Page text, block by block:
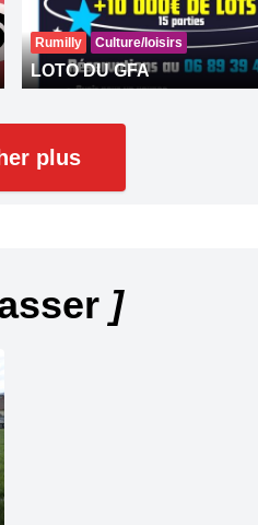
Rumilly Culture/loisirs
LOTO DU GFA
plus
]